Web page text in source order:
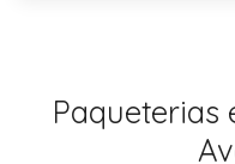
Paqueterias